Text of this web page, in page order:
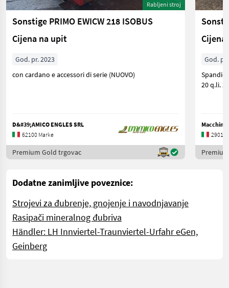
Rabljeni stroj
Sonstige PRIMO EWICW 218 ISOBUS
Cijena na upit
God. pr. 2023
con cardano e accessori di serie (NUOVO)
D&#39;AMICO ENGLES SRL
62100 Marke
Premium Gold trgovac
God.
20
Macchine
29013
Dodatne zanimljive poveznice:
Strojevi za đubrenje, gnojenje i navodnjavanje
Rasipači mineralnog đubriva
Händler: LH Innviertel-Traunviertel-Urfahr eGen,
Geinberg